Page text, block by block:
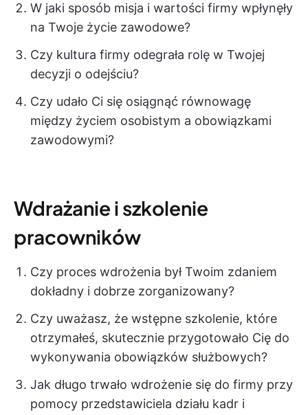
W jaki sposób misja i wartości firmy wpłynęły
na Twoje życie zawodowe?
Czy kultura firmy odegrała rolę w Twojej
decyzji o odejściu?
Czy udało Ci się osiągnąć równowagę
między życiem osobistym a obowiązkami
zawodowymi?
Wdrażanie i szkolenie
pracowników
Czy proces wdrożenia był Twoim zdaniem
dokładny i dobrze zorganizowany?
Czy uważasz, że wstępne szkolenie, które
otrzymałeś, skutecznie przygotowało Cię do
wykonywania obowiązków służbowych?
Jak długo trwało wdrożenie się do firmy przy
pomocy przedstawiciela działu kadr i